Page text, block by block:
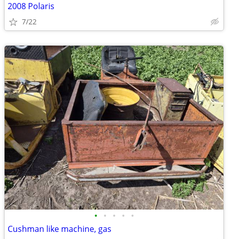
2008 Polaris
7/22
• • • • •
Cushman like machine, gas